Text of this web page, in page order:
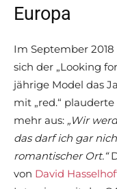
Europa
Im September
sich der „Looking
jährige Model das
mit „red.“
mehr aus: „Wir
das darf ich gar
romantischer Ort.“
von David